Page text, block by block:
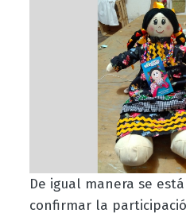
De igual manera se
confirmar la